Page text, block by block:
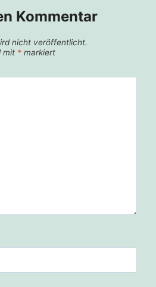
Kommentar
nicht veröffentlicht.
mit * markiert